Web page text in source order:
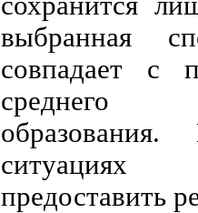
выбранная
совпадает с
среднего
ситуациях
предоставить